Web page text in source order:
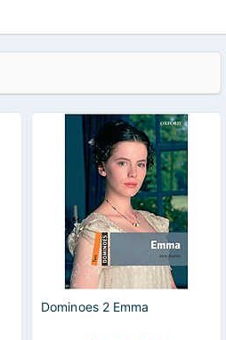
Dominoes 2 Emma